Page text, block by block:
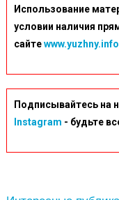
Использование
условии наличия
сайте
Подписывайтесь на
Instagram - будьте